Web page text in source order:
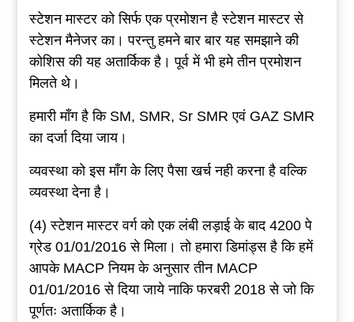
स्टेशन मास्टर को सिर्फ एक प्रमोशन है स्टेशन मास्टर से
स्टेशन मैनेजर का। परन्तु हमने बार बार यह समझाने की
कोशिस की यह अतार्किक है। पूर्व में भी हमे तीन प्रमोशन
मिलते थे।
हमारी माँग है कि SM, SMR, Sr SMR एवं GAZ SMR
का दर्जा दिया जाय।
व्यवस्था को इस माँग के लिए पैसा खर्च नही करना है वल्कि
व्यवस्था देना है।
(4) स्टेशन मास्टर वर्ग को एक लंबी लड़ाई के बाद 4200 पे
ग्रेड 01/01/2016 से मिला। तो हमारा डिमांड्स है कि हमें
आपके MACP नियम के अनुसार तीन MACP
01/01/2016 से दिया जाये नाकि फरबरी 2018 से जो कि
पूर्णतः अतार्किक है।